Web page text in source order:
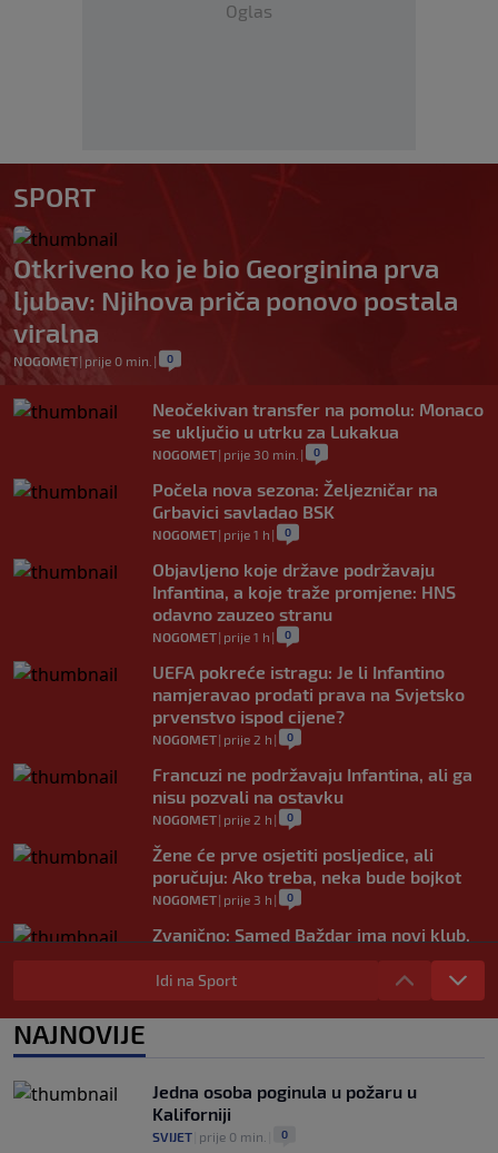
Oglas
SPORT
Otkriveno ko je bio Georginina prva
ljubav: Njihova priča ponovo postala
viralna
NOGOMET| prije 0 min. | 0
Neočekivan transfer na pomolu: Monaco
se uključio u utrku za Lukakua
NOGOMET| prije 30 min. | 0
Počela nova sezona: Željezničar na
Grbavici savladao BSK
NOGOMET| prije 1 h | 0
Objavljeno koje države podržavaju
Infantina, a koje traže promjene: HNS
odavno zauzeo stranu
NOGOMET| prije 1 h | 0
UEFA pokreće istragu: Je li Infantino
namjeravao prodati prava na Svjetsko
prvenstvo ispod cijene?
NOGOMET| prije 2 h | 0
Francuzi ne podržavaju Infantina, ali ga
nisu pozvali na ostavku
NOGOMET| prije 2 h | 0
Žene će prve osjetiti posljedice, ali
poručuju: Ako treba, neka bude bojkot
NOGOMET| prije 3 h | 0
Zvanično: Samed Baždar ima novi klub,
zadužio broj sa velikom "težinom"
NOGOMET|prije 5 h
Prije nekoliko godina zaludjela je
Idi na Sport
NAJNOVIJE
Jedna osoba poginula u požaru u
Kaliforniji
SVIJET prije 0 min. 0